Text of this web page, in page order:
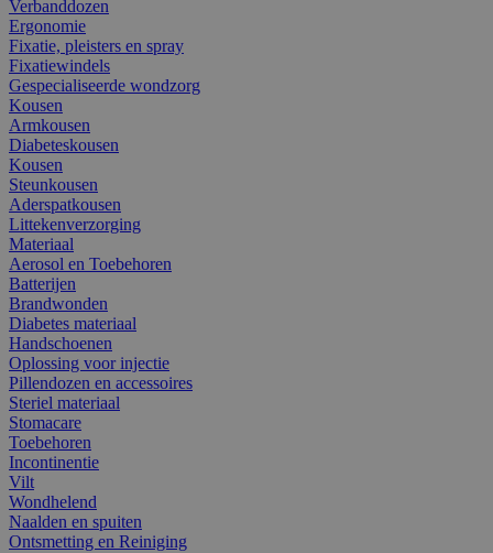
Verbanddozen
Ergonomie
Fixatie, pleisters en spray
Fixatiewindels
Gespecialiseerde wondzorg
Kousen
Armkousen
Diabeteskousen
Kousen
Steunkousen
Aderspatkousen
Littekenverzorging
Materiaal
Aerosol en Toebehoren
Batterijen
Brandwonden
Diabetes materiaal
Handschoenen
Oplossing voor injectie
Pillendozen en accessoires
Steriel materiaal
Stomacare
Toebehoren
Incontinentie
Vilt
Wondhelend
Naalden en spuiten
Ontsmetting en Reiniging